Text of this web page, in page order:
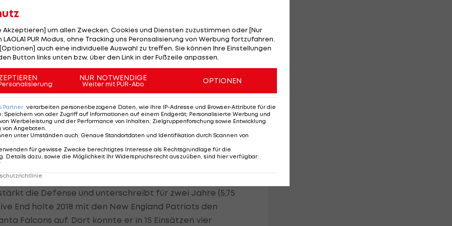
seit mittlerweile fünf Jahren kein Spiel mehr.
im Sommer rüsten die Browns auch dieses Jahr
abgelaufenen Saison einmal mehr die Playoffs.
aus Atlanta geholt und ist mit 42 Millionen Dollar für
NFL. Doch darüber hinaus angeln sich die Browns nun
die Defense und unterschreibt für zwei Jahre (5,75
End holte 2018 mit den New England Patriots den
Falcons auf. Dort konnte er in 15 Einsätzen vier
Akzeptieren] um allen Zwecken, Cookies und Diensten zuzustimmen oder [Nur
PUR Modus, ohne Tracking uns Peronsalisierung von Werbung fortzufahren.
auch eine individuelle Auswahl zu treffen. Sie können Ihre Einstellungen
Button links unten bzw. über den Link in der Fußzeile anpassen.
NUR NOTWENDIGE
Weiter mit PUR-Abo OPTIONEN
Partner verarbeiten personenbezogene Daten, wie Ihre IP-Adresse und Browser-Attribute für die
: Speichern von oder Zugriff auf Informationen auf einem Endgerät; Personalisierte Werbung und
Werbeleistung und der Performance von Inhalten, Zielgruppenforschung sowie Entwicklung
von Angeboten
unter Umständen auch: Genaue Standortdaten und Identifikation durch Scannen von
für gewisse Zwecke berechtigtes Interesse als Rechtsgrundlage für die
Details dazu, sowie die Möglichkeit Ihr Widerspruchsrecht auszuüben, sind hier verfügbar: